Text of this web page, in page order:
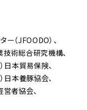
ー（JFOODO）
技術総合研究機構
）日本貿易保険
）日本養豚協会
営者協会